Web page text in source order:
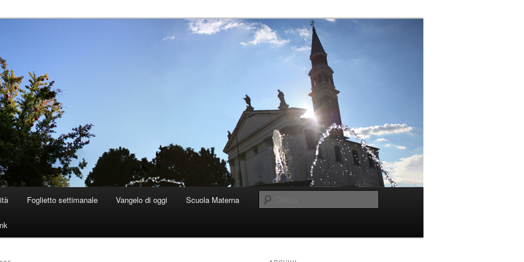
Foglietto settimanale Vangelo di oggi Scuola Materna